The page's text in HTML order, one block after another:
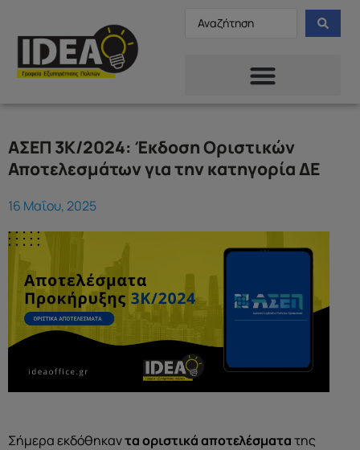
ΑΣΕΠ 3Κ/2024: Έκδοση Οριστικών
Αποτελεσμάτων για την κατηγορία ΔΕ
16 Μαΐου, 2025
Σήμερα εκδόθηκαντα οριστικά αποτελέσματατης